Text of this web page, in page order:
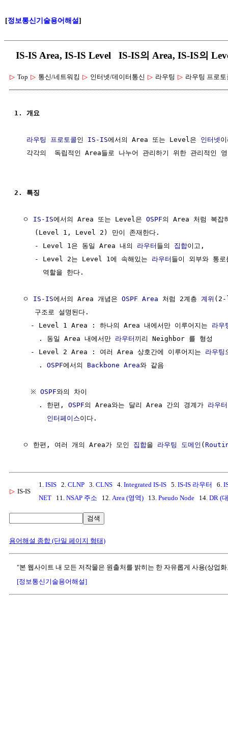
[정보통신기술용어해설]
IS-IS Area, IS-IS Level IS-IS의 Area, IS-IS의
▷ Top ▷ 통신/네트워킹 ▷ 인터넷/데이터통신 ▷ 라우팅 ▷ 라우팅 프로토
1. 개요
라우팅 프로토콜인 IS-IS에서의 Area 또는 Level은 인터넷
각각의  독립적인 Area들로 나누어 관리하기 위한 관리적인
2. 특징
  ㅇ
IS-IS에서의 Area 또는 Level은 OSPF의 Area 처럼 복잡
     (Level 1, Level 2) 만이 존재한다.
     - Level 1은 동일 Area 내의
라우터 들의 집합이고,
     - Level 2는 Level 1에 속해있는
라우터 들이 외부와 통
       역할을 한다.
  ㅇ
IS-IS에서의 Area 개념은 OSPF Area 처럼 2계층 계위
     구조로 설명된다.
    - Level 1 Area : 하나의 Area 내에서만 이루어지는
라우
      . 동일 Area 내에서만
라우터끼리 Neighbor 를 형성
    - Level 2 Area : 여러 Area 상호간에 이루어지는
라우팅
      .
OSPF에서의 Backbone Area와 같음
    ※
OSPF와의 차이
      . 한편,
OSPF의 Area와는 달리 Area 간의 경계가 라우터
인터페이스이다.
  ㅇ 한편, 여러 개의 Area가 모인
집합을 라우팅 도메인 (
▷ IS-IS
1. ISIS 2. CLNP 3. CLNS 4. Integrated IS-IS 5. IS-IS 라우터 6.
NET 11. NSAP 주소 12. Area (영역) 13. Pseudo Node 14. DR (
검색
용어해설 종합 (단일 페이지 형태)
"본 웹사이트 내 모든 저작물은 원출처를 밝히는 한 자유롭게 사용(상업
[정보통신기술용어해설]